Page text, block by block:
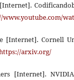
www.youtube.com/
[Internet]. Cornell
arxiv.org/
[Internet].